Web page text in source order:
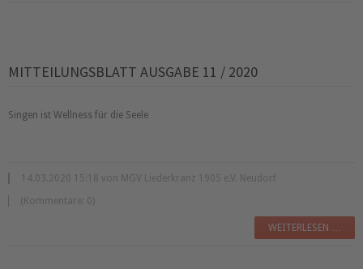
MITTEILUNGSBLATT AUSGABE 11 / 2020
Singen ist Wellness für die Seele
14.03.2020 15:18 von MGV Liederkranz 1905 e.V. Neudorf
(Kommentare: 0)
WEITERLESEN …